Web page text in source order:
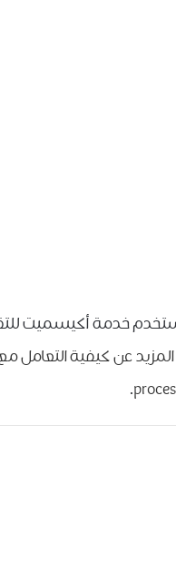
خدمة أكيسميت
عن كيفية التعامل مع
.